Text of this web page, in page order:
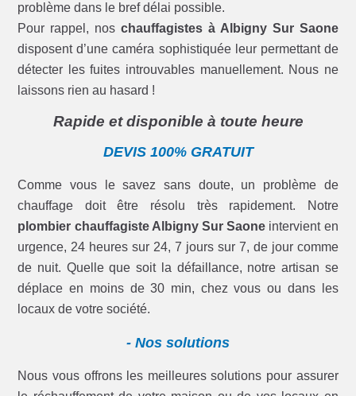
problème dans le bref délai possible.
Pour rappel, noschauffagistes à Albigny Sur Saone
disposent d’une caméra sophistiquée leur permettant de
détecter les fuites introuvables manuellement. Nous ne
laissons rien au hasard !
Rapide et disponible à toute heure
DEVIS 100% GRATUIT
Comme vous le savez sans doute, un problème de
chauffage doit être résolu très rapidement. Notre
plombier chauffagiste Albigny Sur Saone intervient en
urgence, 24 heures sur 24, 7 jours sur 7, de jour comme
de nuit. Quelle que soit la défaillance, notre artisan se
déplace en moins de 30 min, chez vous ou dans les
locaux de votre société.
- Nos solutions
Nous vous offrons les meilleures solutions pour assurer